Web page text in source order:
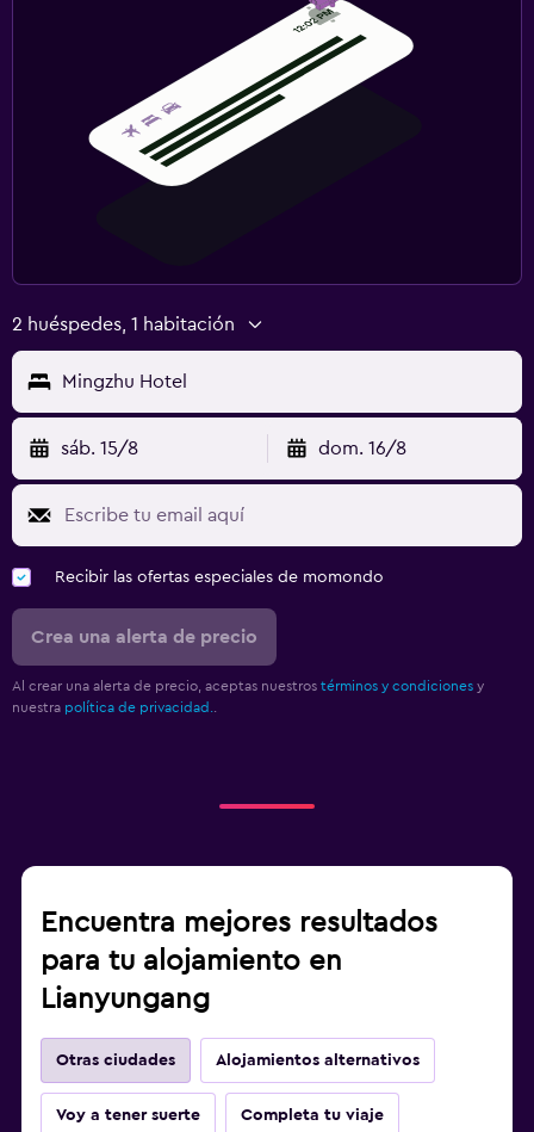
2 huéspedes, 1 habitación
Mingzhu Hotel
sáb. 15/8 dom. 16/8
Recibir las ofertas especiales de momondo
Crea una alerta de precio
Al crear una alerta de precio, aceptas nuestros términos y condiciones y
nuestra política de privacidad.
Encuentra mejores resultados
para tu alojamiento en
Lianyungang
Otras ciudades Alojamientos alternativos
Voy a tener suerte Completa tu viaje